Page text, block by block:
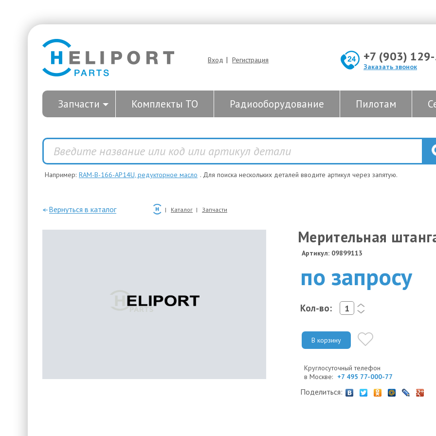
Вход | Регистрация +7 (903)
Заказать звонок
Запчасти Комплекты ТО Радиооборудование Пилотам
Например: RAM-B-166-AP14U, редукторное масло . Для поиска нескольких деталей вводите артикул через запятую.
—Вернуться в каталог Каталог Запчасти
Мерительная
Артикул: 09899113
по запросу
Кол-во:
<
>
В корзину
Круглосуточный телефон
в Москве: +7 495 77-000-77
Поделиться: